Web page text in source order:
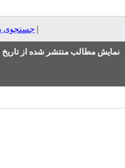
جستجوی
نمایش مطالب منتشر شده از تاریخ